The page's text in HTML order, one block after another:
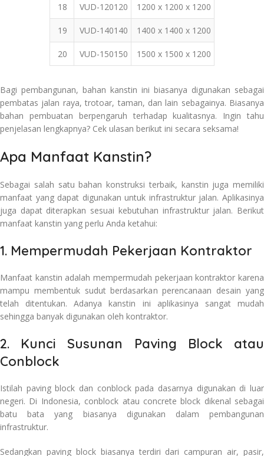
18 VUD-120120 1200 x 1200 x 1200
19 VUD-140140 1400 x 1400 x 1200
20 VUD-150150 1500 x 1500 x 1200
Bagi pembangunan, bahan kanstin ini biasanya digunakan sebagai
pembatas jalan raya, trotoar, taman, dan lain sebagainya. Biasanya
bahan pembuatan berpengaruh terhadap kualitasnya. Ingin tahu
penjelasan lengkapnya? Cek ulasan berikut ini secara seksama!
Apa Manfaat Kanstin?
Sebagai salah satu bahan konstruksi terbaik, kanstin juga memiliki
manfaat yang dapat digunakan untuk infrastruktur jalan. Aplikasinya
juga dapat diterapkan sesuai kebutuhan infrastruktur jalan. Berikut
manfaat kanstin yang perlu Anda ketahui:
1. Mempermudah Pekerjaan Kontraktor
Manfaat kanstin adalah mempermudah pekerjaan kontraktor karena
mampu membentuk sudut berdasarkan perencanaan desain yang
telah ditentukan. Adanya kanstin ini aplikasinya sangat mudah
sehingga banyak digunakan oleh kontraktor.
2. Kunci Susunan Paving Block atau
Conblock
Istilah paving block dan conblock pada dasarnya digunakan di luar
negeri. Di Indonesia, conblock atau concrete block dikenal sebagai
batu bata yang biasanya digunakan dalam pembangunan
infrastruktur.
Sedangkan paving block biasanya terdiri dari campuran air, pasir,